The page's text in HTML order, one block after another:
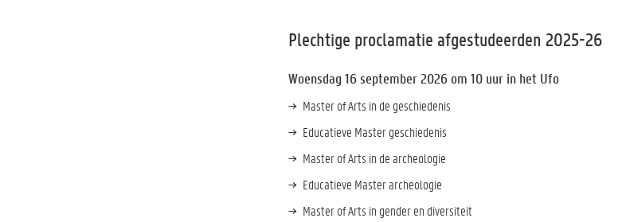
Plechtige proclamatie afgestudeerden 2025-26
Woensdag 16 september 2026 om 10 uur in het Ufo
Master of Arts in de geschiedenis
Educatieve Master geschiedenis
Master of Arts in de archeologie
Educatieve Master archeologie
Master of Arts in gender en diversiteit